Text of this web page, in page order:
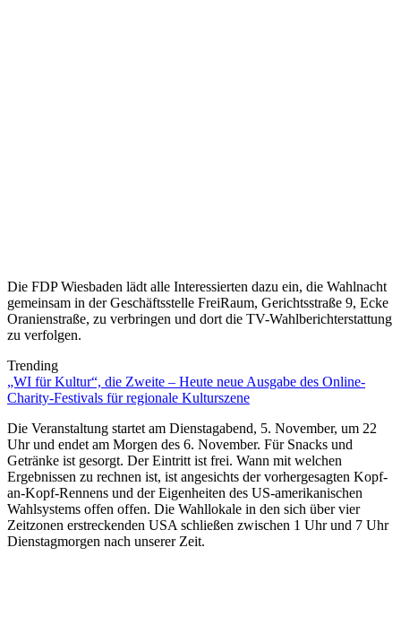
Die FDP Wiesbaden lädt alle Interessierten dazu ein, die Wahlnacht
gemeinsam in der Geschäftsstelle FreiRaum, Gerichtsstraße 9, Ecke
Oranienstraße, zu verbringen und dort die TV-Wahlberichterstattung
zu verfolgen.
Trending
„WI für Kultur“, die Zweite – Heute neue Ausgabe des Online-
Charity-Festivals für regionale Kulturszene
Die Veranstaltung startet am Dienstagabend, 5. November, um 22
Uhr und endet am Morgen des 6. November. Für Snacks und
Getränke ist gesorgt. Der Eintritt ist frei. Wann mit welchen
Ergebnissen zu rechnen ist, ist angesichts der vorhergesagten Kopf-
an-Kopf-Rennens und der Eigenheiten des US-amerikanischen
Wahlsystems offen offen. Die Wahllokale in den sich über vier
Zeitzonen erstreckenden USA schließen zwischen 1 Uhr und 7 Uhr
Dienstagmorgen nach unserer Zeit.